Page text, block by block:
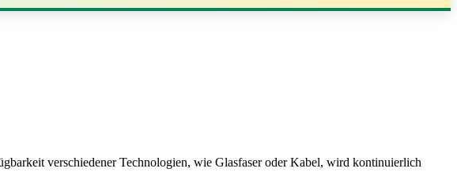
verschiedener Technologien, wie Glasfaser oder Kabel, wird kontinuierlich